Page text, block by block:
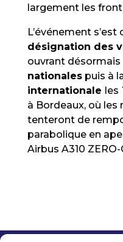
largement les
L’événement
désignation des
ouvrant désormais
nationalespuis à
internationale les
à Bordeaux, où les
tenteront de
parabolique en
Airbus A310 ZERO-